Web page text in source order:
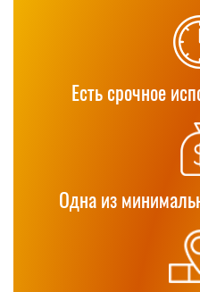
Есть срочное
Одна из